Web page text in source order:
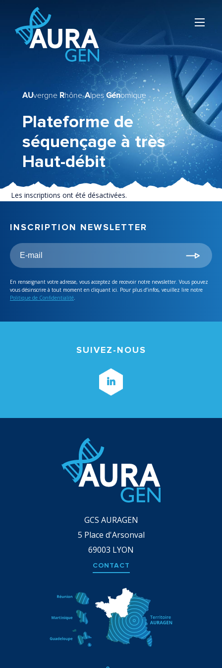
AUvergne Rhône-Alpes Génomique
Plateforme de
séquençage à très
Haut-débit
Les inscriptions ont été désactivées.
INSCRIPTION NEWSLETTER
En renseignant votre adresse, vous acceptez de recevoir notre newsletter. Vous pouvez
vous désinscrire à tout moment en cliquant ici. Pour plus d’infos, veuillez lire notre
Politique de Confidentialité.
SUIVEZ-NOUS
GCS AURAGEN
5 Place d'Arsonval
69003 LYON
CONTACT